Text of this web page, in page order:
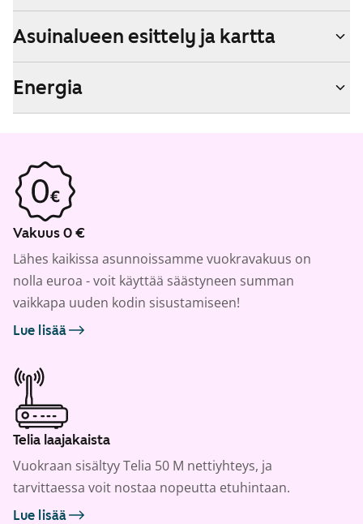
Asuinalueen esittely ja kartta
Energia
Vakuus 0 €
Lähes kaikissa asunnoissamme vuokravakuus on
nolla euroa - voit käyttää säästyneen summan
vaikkapa uuden kodin sisustamiseen!
Lue lisää
Telia laajakaista
Vuokraan sisältyy Telia 50 M nettiyhteys, ja
tarvittaessa voit nostaa nopeutta etuhintaan.
Lue lisää